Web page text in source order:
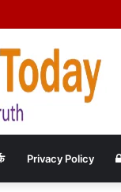
प्रतिनिधित्व
Privacy Policy